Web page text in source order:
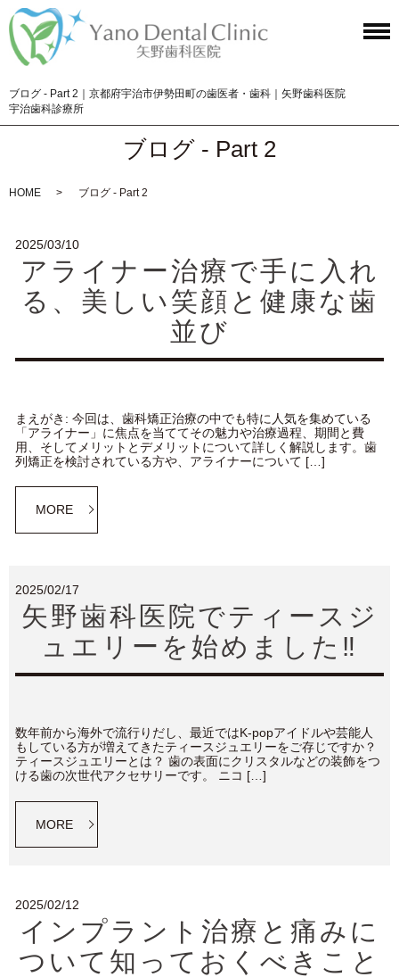
ブログ - Part 2｜京都府宇治市伊勢田町の歯医者・歯科｜矢野歯科医院
宇治歯科診療所
ブログ - Part 2
HOME ブログ - Part 2
2025/03/10
アライナー治療で手に入れ
る、美しい笑顔と健康な歯
並び
まえがき: 今回は、歯科矯正治療の中でも特に人気を集めている
「アライナー」に焦点を当ててその魅力や治療過程、期間と費
用、そしてメリットとデメリットについて詳しく解説します。歯
列矯正を検討されている方や、アライナーについて […]
MORE
2025/02/17
矢野歯科医院でティースジ
ュエリーを始めました‼
数年前から海外で流行りだし、最近ではK-popアイドルや芸能人
もしている方が増えてきたティースジュエリーをご存じですか？
ティースジュエリーとは？ 歯の表面にクリスタルなどの装飾をつ
ける歯の次世代アクセサリーです。 ニコ […]
MORE
2025/02/12
インプラント治療と痛みに
ついて知っておくべきこと